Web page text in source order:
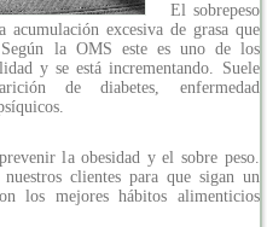
El sobrepeso
excesiva de grasa que
la OMS este es uno de los
y se está incrementando. Suele
de diabetes, enfermedad
la obesidad y el sobre peso.
clientes para que sigan un
los mejores hábitos alimenticios